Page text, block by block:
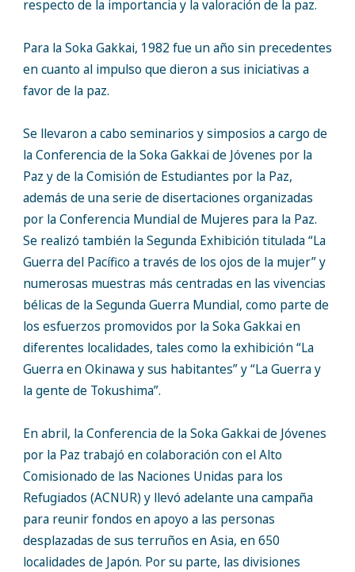
respecto de la importancia y la valoración de la paz.
Para la Soka Gakkai, 1982 fue un año sin precedentes
en cuanto al impulso que dieron a sus iniciativas a
favor de la paz.
Se llevaron a cabo seminarios y simposios a cargo de
la Conferencia de la Soka Gakkai de Jóvenes por la
Paz y de la Comisión de Estudiantes por la Paz,
además de una serie de disertaciones organizadas
por la Conferencia Mundial de Mujeres para la Paz.
Se realizó también la Segunda Exhibición titulada “La
Guerra del Pacífico a través de los ojos de la mujer” y
numerosas muestras más centradas en las vivencias
bélicas de la Segunda Guerra Mundial, como parte de
los esfuerzos promovidos por la Soka Gakkai en
diferentes localidades, tales como la exhibición “La
Guerra en Okinawa y sus habitantes” y “La Guerra y
la gente de Tokushima”.
En abril, la Conferencia de la Soka Gakkai de Jóvenes
por la Paz trabajó en colaboración con el Alto
Comisionado de las Naciones Unidas para los
Refugiados (ACNUR) y llevó adelante una campaña
para reunir fondos en apoyo a las personas
desplazadas de sus terruños en Asia, en 650
localidades de Japón. Por su parte, las divisiones